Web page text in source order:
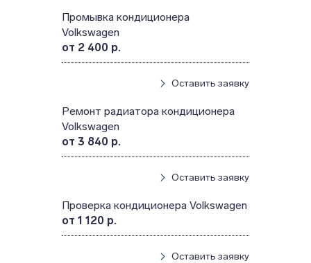
Промывка кондиционера
Volkswagen
от 2 400 р.
Оставить заявку
Ремонт радиатора кондиционера
Volkswagen
от 3 840 р.
Оставить заявку
Проверка кондиционера Volkswagen
от 1 120 р.
Оставить заявку